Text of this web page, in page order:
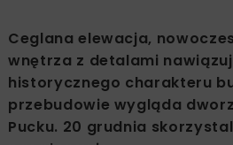
Ceglana elewacja,
wnętrza z detalami
historycznego charakteru
przebudowie wygląda
Pucku. 20 grudnia